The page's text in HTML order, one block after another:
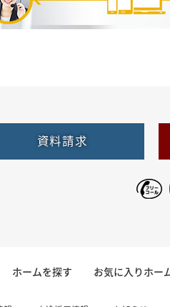
資料請求
ホームを探す お気に入りホー